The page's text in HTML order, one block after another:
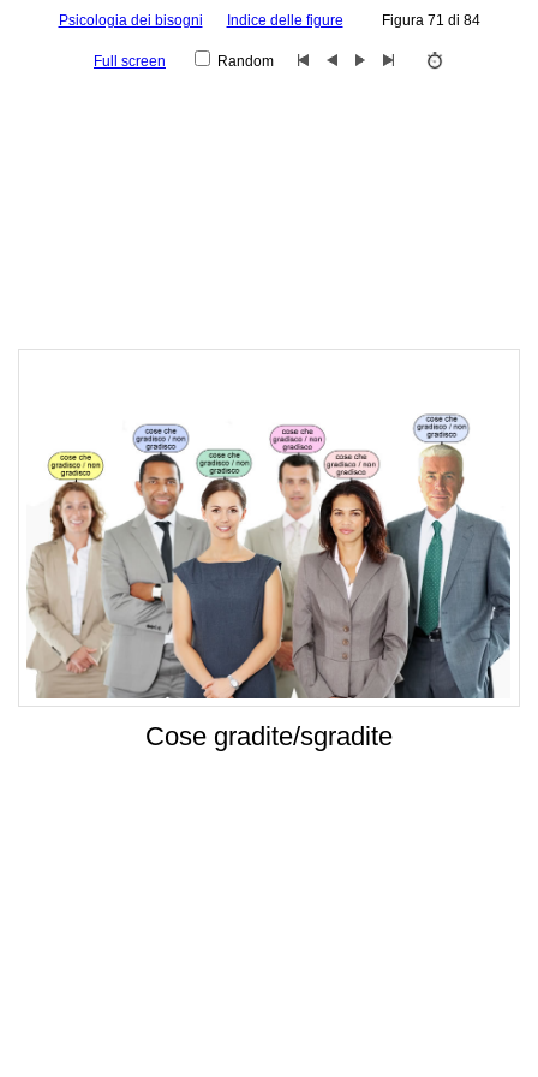
Psicologia dei bisogni Indice delle figure Figura 71 di 84
Full screen Random
Cose gradite/sgradite